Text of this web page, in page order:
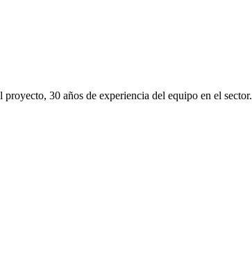
30 años de experiencia del equipo en el sector.